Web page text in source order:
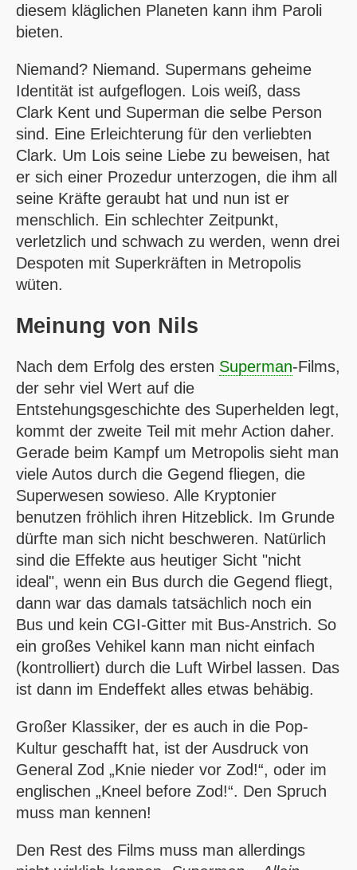
diesem kläglichen Planeten kann ihm Paroli
bieten.
Niemand? Niemand. Supermans geheime
Identität ist aufgeflogen. Lois weiß, dass
Clark Kent und Superman die selbe Person
sind. Eine Erleichterung für den verliebten
Clark. Um Lois seine Liebe zu beweisen, hat
er sich einer Prozedur unterzogen, die ihm all
seine Kräfte geraubt hat und nun ist er
menschlich. Ein schlechter Zeitpunkt,
verletzlich und schwach zu werden, wenn drei
Despoten mit Superkräften in Metropolis
wüten.
Meinung von Nils
Nach dem Erfolg des ersten Superman-Films,
der sehr viel Wert auf die
Entstehungsgeschichte des Superhelden legt,
kommt der zweite Teil mit mehr Action daher.
Gerade beim Kampf um Metropolis sieht man
viele Autos durch die Gegend fliegen, die
Superwesen sowieso. Alle Kryptonier
benutzen fröhlich ihren Hitzeblick. Im Grunde
dürfte man sich nicht beschweren. Natürlich
sind die Effekte aus heutiger Sicht "nicht
ideal", wenn ein Bus durch die Gegend fliegt,
dann war das damals tatsächlich noch ein
Bus und kein CGI-Gitter mit Bus-Anstrich. So
ein großes Vehikel kann man nicht einfach
(kontrolliert) durch die Luft Wirbel lassen. Das
ist dann im Endeffekt alles etwas behäbig.
Großer Klassiker, der es auch in die Pop-
Kultur geschafft hat, ist der Ausdruck von
General Zod
Knie nieder vor Zod! , oder im
englischen
Kneel before Zod! . Den Spruch
muss man kennen!
Den Rest des Films muss man allerdings